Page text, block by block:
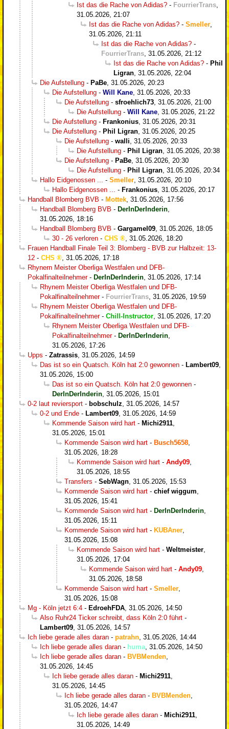
Ist das die Rache von Adidas? - FourrierTrans
31.05.2026, 21:07
Ist das die Rache von Adidas? - Smeller
31.05.2026, 21:11
Ist das die Rache von Adidas? -
FourrierTrans 31.05.2026, 21:12
Ist das die Rache von Adidas? - Phil
Ligran 31.05.2026, 22:04
Die Aufstellung - PaBe 31.05.2026, 20:23
Die Aufstellung - Will Kane 31.05.2026, 20:33
Die Aufstellung - sfroehlich73 31.05.2026, 21:00
Die Aufstellung - Will Kane 31.05.2026, 21:22
Die Aufstellung - Frankonius 31.05.2026, 20:31
Die Aufstellung - Phil Ligran 31.05.2026, 20:25
Die Aufstellung - walli 31.05.2026, 20:33
Die Aufstellung - Phil Ligran 31.05.2026, 20:38
Die Aufstellung - PaBe 31.05.2026, 20:30
Die Aufstellung - Phil Ligran 31.05.2026, 20:34
Hallo Eidgenossen ...
- Smeller 31.05.2026, 20:10
Hallo Eidgenossen ...
- Frankonius 31.05.2026, 20:17
Handball Blomberg BVB - Mottek 31.05.2026, 17:56
Handball Blomberg BVB - DerInDerInderin
31.05.2026, 18:16
Handball Blomberg BVB - Gargamel09 31.05.2026, 18:05
30 - 26 verloren - CHS
31.05.2026, 18:20
Frauen Handball Finale Teil 3: Blomberg - BVB zur Halbzeit: 13-
12 - CHS
31.05.2026, 17:18
Rhynern Meister Oberliga Westfalen und DFB-
Pokalfinalteilnehmer- DerInDerInderin 31.05.2026, 17:14
Rhynern Meister Oberliga Westfalen und DFB-
Pokalfinalteilnehmer- FourrierTrans 31.05.2026, 19:59
Rhynern Meister Oberliga Westfalen und DFB-
Pokalfinalteilnehmer- Chill-Instructor 31.05.2026, 17:20
Rhynern Meister Oberliga Westfalen und DFB-
Pokalfinalteilnehmer- DerInDerInderin
31.05.2026, 17:26
Upps - Zatrassis 31.05.2026, 14:59
Das ist so ein Quatsch. Köln hat 2:0 gewonnen - Lambert09
31.05.2026, 15:00
Das ist so ein Quatsch. Köln hat 2:0 gewonnen -
DerInDerInderin 31.05.2026, 15:01
0-2 laut reviersport - bobschulz 31.05.2026, 14:57
0-2 und Ende - Lambert09 31.05.2026, 14:59
Kommende Saison wird hart - Michi2911
31.05.2026, 15:01
Kommende Saison wird hart - Busch5658
31.05.2026, 18:28
Kommende Saison wird hart - Andy09
31.05.2026, 18:55
Transfers - SebWagn 31.05.2026, 15:53
Kommende Saison wird hart - chief wiggum
31.05.2026, 15:41
Kommende Saison wird hart - DerInDerInderin
31.05.2026, 15:11
Kommende Saison wird hart - KUBAner
31.05.2026, 15:08
Kommende Saison wird hart - Weltmeister
31.05.2026, 17:04
Kommende Saison wird hart - Andy09
31.05.2026, 18:58
Kommende Saison wird hart - Smeller
31.05.2026, 15:08
Mg - Köln jetzt 6:4 - EdroehFDA 31.05.2026, 14:50
Also Ruhr24 Ticker schreibt, dass Köln 2:0 führt -
Lambert09 31.05.2026, 14:57
Ich liebe gerade alles daran - patrahn 31.05.2026, 14:44
Ich liebe gerade alles daran - huma 31.05.2026, 14:50
Ich liebe gerade alles daran - BVBMenden
31.05.2026, 14:45
Ich liebe gerade alles daran - Michi2911
31.05.2026, 14:45
Ich liebe gerade alles daran - BVBMenden
31.05.2026, 14:47
Ich liebe gerade alles daran - Michi2911
31.05.2026, 14:49